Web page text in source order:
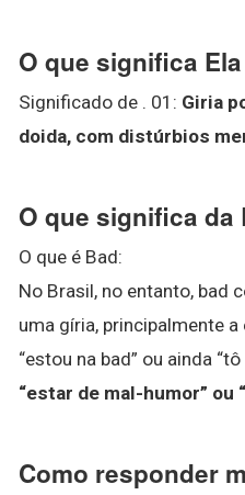
O que significa
Significado de . 01: Giria
doida, com distúrbios
O que significa da
O que é Bad:
No Brasil, no entanto, bad
uma gíria, principalmente a
“estou na bad” ou ainda
“estar de mal-humor”
Como responder